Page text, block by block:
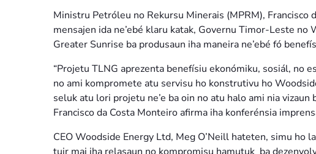
Ministru Petróleu no Rekursu Minerais (MPRM), Francisco
mensajen ida ne’ebé klaru katak, Governu Timor-Leste
Greater Sunrise ba produsaun iha maneira ne’ebé fó
“Projetu TLNG aprezenta benefísiu ekonómiku, sosiál, no
no ami kompromete atu servisu ho konstrutivu ho
seluk atu lori projetu ne’e ba oin no atu halo ami nia
Francisco da Costa Monteiro afirma iha konferénsia
CEO Woodside Energy Ltd, Meg O’Neill hateten, simu ho